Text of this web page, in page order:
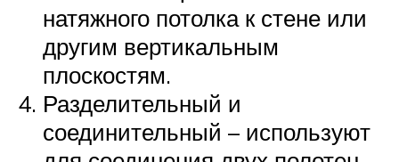
натяжного потолка к стене или
другим вертикальным
плоскостям.
Разделительный и
соединительный – используют